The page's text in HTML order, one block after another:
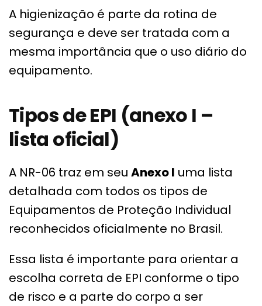
A higienização é parte da rotina de
segurança e deve ser tratada com a
mesma importância que o uso diário do
equipamento.
Tipos de EPI (anexo I –
lista oficial)
A NR-06 traz em seu Anexo I uma lista
detalhada com todos os tipos de
Equipamentos de Proteção Individual
reconhecidos oficialmente no Brasil.
Essa lista é importante para orientar a
escolha correta de EPI conforme o tipo
de risco e a parte do corpo a ser